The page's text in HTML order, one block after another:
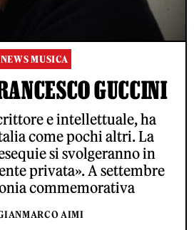
NEWS MUSICA
GUCCINI
e intellettuale, ha
come pochi altri. La
si svolgeranno in
privata». A settembre
commemorativa
AIMI